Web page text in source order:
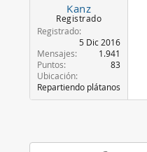
Kanz
Registrado
Registrado
5 Dic 2016
Mensajes
1.941
Puntos
83
Ubicación
Repartiendo plátanos